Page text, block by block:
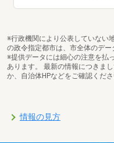
※行政機関により公表していない
の政令指定都市は、市全体のデー
※提供データには細心の注意を払
あります。 最新の情報につきま
か、自治体HPなどをご確認くださ
情報の見方